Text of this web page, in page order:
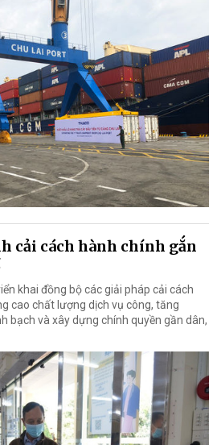
cải cách hành chính gắn
khai đồng bộ các giải pháp cải cách
cao chất lượng dịch vụ công, tăng
bạch và xây dựng chính quyền gần dân,